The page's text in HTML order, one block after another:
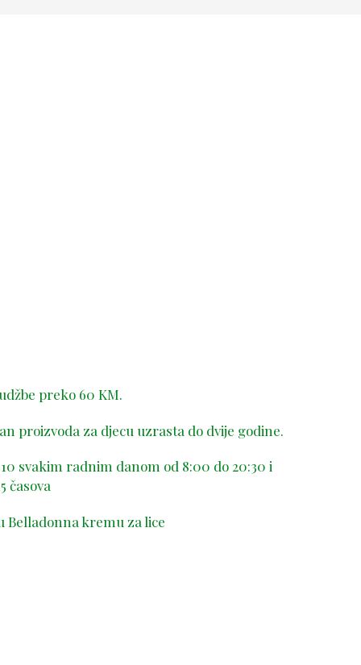
preko 60 KM.
proizvoda za djecu uzrasta do dvije godine.
svakim radnim danom od 8:00 do 20:30 i
časova
Belladonna kremu za lice